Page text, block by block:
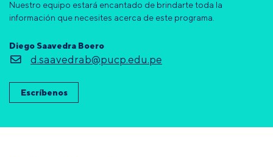
Nuestro equipo estará encantado de brindarte toda la
información que necesites acerca de este programa.
Diego Saavedra Boero
d.saavedrab@pucp.edu.pe
Escríbenos